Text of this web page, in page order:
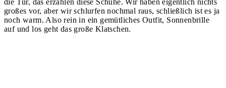
die Tür, das erzählen diese Schuhe. Wir haben eigentlich nichts
großes vor, aber wir schlurfen nochmal raus, schließlich ist es ja
noch warm. Also rein in ein gemütliches Outfit, Sonnenbrille
auf und los geht das große Klatschen.